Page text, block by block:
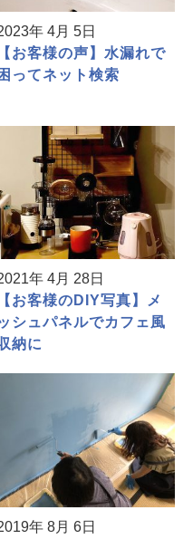
年 4月 5日
【お客様の声】水漏れで
困ってネット検索
年 4月 28日
【お客様のDIY写真】メ
シュパネルでカフェ風
納に
年 8月 6日